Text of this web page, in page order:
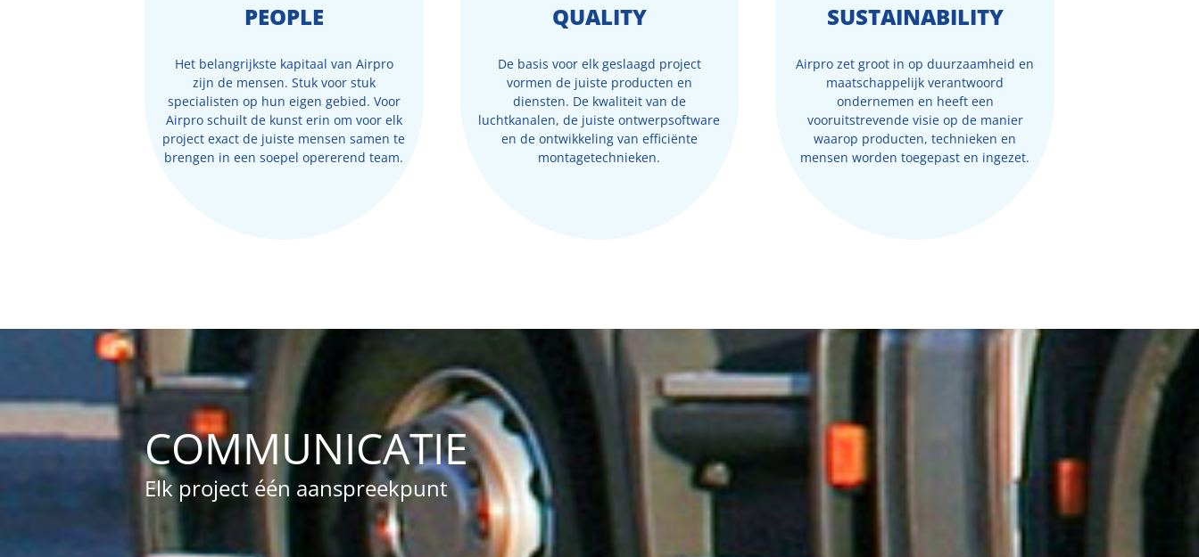
PEOPLE
Het belangrijkste kapitaal van Airpro
zijn de mensen. Stuk voor stuk
specialisten op hun eigen gebied. Voor
Airpro schuilt de kunst erin om voor elk
project exact de juiste mensen samen te
brengen in een soepel opererend team.
QUALITY
De basis voor elk geslaagd project
vormen de juiste producten en
diensten. De kwaliteit van de
luchtkanalen, de juiste ontwerpsoftware
en de ontwikkeling van efficiënte
montagetechnieken.
SUSTAINABILITY
Airpro zet groot in op duurzaamheid en
maatschappelijk verantwoord
ondernemen en heeft een
vooruitstrevende visie op de manier
waarop producten, technieken en
mensen worden toegepast en ingezet.
COMMUNICATIE
Elk project één aanspreekpunt